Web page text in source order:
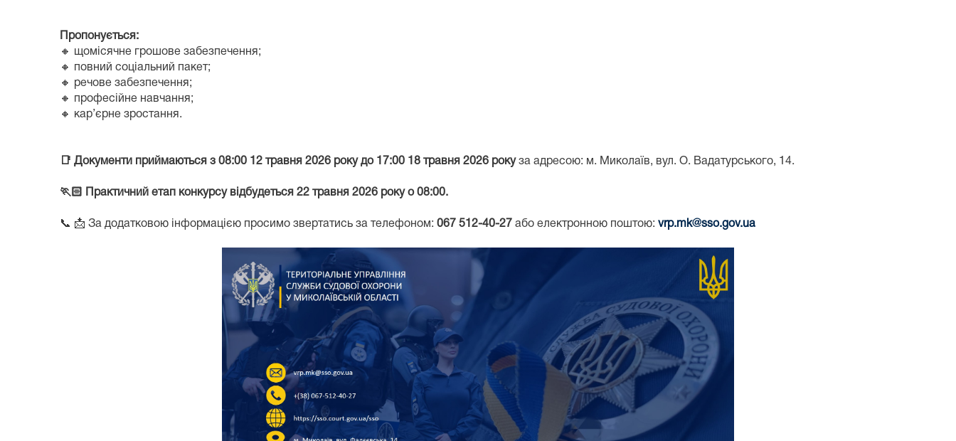
Пропонується:
🔸 щомісячне грошове забезпечення;
🔸 повний соціальний пакет;
🔸 речове забезпечення;
🔸 професійне навчання;
🔸 кар’єрне зростання.
📑 Документи приймаються з 08:00 12 травня 2026 року до 17:00 18 травня 2026 рокуза адресою: м. Миколаїв, вул. О. Вадатурського, 14.
🏃🏻 Практичний етап конкурсу відбудеться 22 травня 2026 року о 08:00.
📞 📩 За додатковою інформацією просимо звертатись за телефоном: 067 512-40-27 або електронною поштою: vrp.mk@sso.gov.ua